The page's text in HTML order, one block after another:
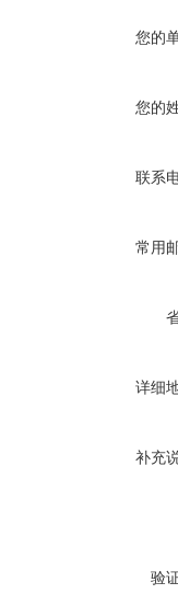
您的
您的
联系
常用
详细
补充
验